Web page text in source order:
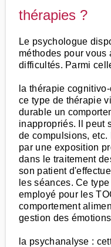
thérapies ?
Le psychologue
méthodes pour vous
difficultés. Parmi
la thérapie
ce type de thérapie
durable un
inappropriés. Il peut
de compulsions, etc.
par une exposition
dans le traitement
son patient
les séances. Ce
employé pour les
comportement
gestion des
la psychanalyse :